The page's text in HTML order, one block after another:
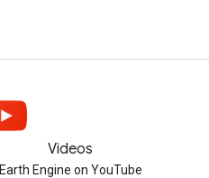
Videos
Earth Engine on YouTube